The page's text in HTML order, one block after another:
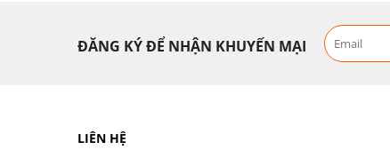
ĐĂNG KÝ ĐỂ NHẬN KHUYẾN MẠI
LIÊN HỆ